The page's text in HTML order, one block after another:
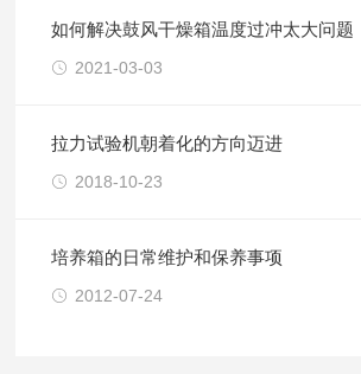
如何解决鼓风干燥箱温度过冲太大问题
2021-03-03
拉力试验机朝着化的方向迈进
2018-10-23
培养箱的日常维护和保养事项
2012-07-24